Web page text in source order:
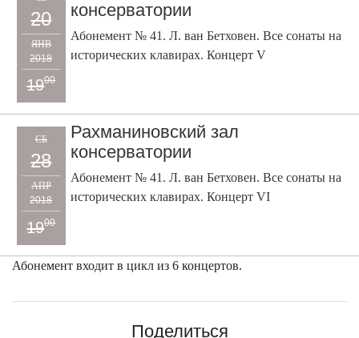
20
ЯНВ
2018
1900
консерватории
Абонемент № 41. Л. ван Бетховен. Все сонаты на
исторических клавирах. Концерт V
СБ
28
АПР
2018
1900
Рахманиновский зал
консерватории
Абонемент № 41. Л. ван Бетховен. Все сонаты на
исторических клавирах. Концерт VI
Абонемент входит в цикл из 6 концертов.
Поделиться